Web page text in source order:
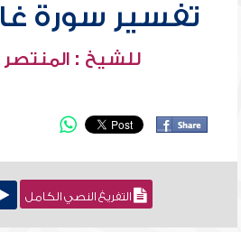
تفسير سورة غافر
للشيخ : المنتصر
التفريغ النصي الكامل